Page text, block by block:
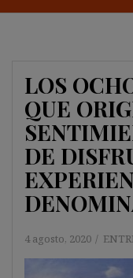
LOS
QUE
DE
4 agosto, 2020